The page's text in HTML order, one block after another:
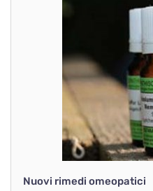
Nuovi rimedi omeopatici